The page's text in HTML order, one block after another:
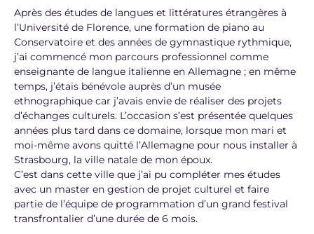
Après des études de langues et littératures étrangères à
l’Université de Florence, une formation de piano au
Conservatoire et des années de gymnastique rythmique,
j’ai commencé mon parcours professionnel comme
enseignante de langue italienne en Allemagne ; en même
temps, j’étais bénévole auprès d’un musée
ethnographique car j’avais envie de réaliser des projets
d’échanges culturels. L’occasion s’est présentée quelques
années plus tard dans ce domaine, lorsque mon mari et
moi-même avons quitté l’Allemagne pour nous installer à
Strasbourg, la ville natale de mon époux.
C’est dans cette ville que j’ai pu compléter mes études
avec un master en gestion de projet culturel et faire
partie de l’équipe de programmation d’un grand festival
transfrontalier d’une durée de 6 mois.